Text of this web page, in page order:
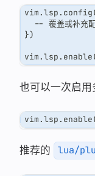
-- 覆盖或补充
})
也可以一次启用
推荐的 lua/